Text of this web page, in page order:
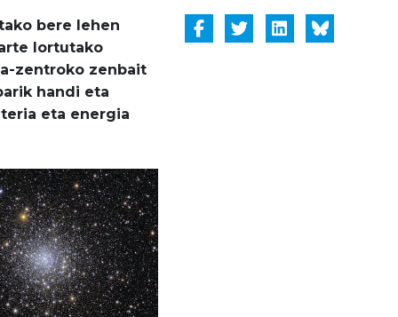
bere lehen
lortutako
zentroko zenbait
handi eta
eta energia